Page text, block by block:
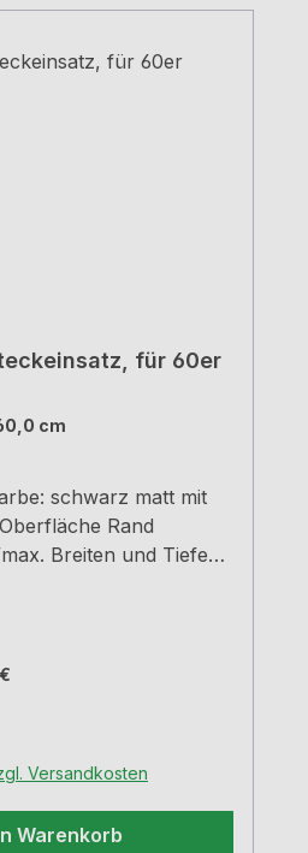
für 60er
cm
schwarz matt mit
Rand
Breiten und Tiefen
Versandkosten
Warenkorb